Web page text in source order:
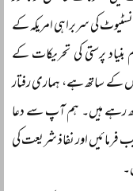
کی سربراہی امریکہ کے
پرستی کی تحریکات کے
کے ساتھ ہے، ہماری رفتار
رہے ہیں۔ ہم آپ سے دعا
فرمائیں اور نفاذ شریعت کی